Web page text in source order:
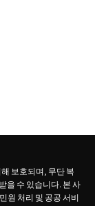
보호되며, 무단 복
을 수 있습니다. 본 사
원 처리 및 공공 서비